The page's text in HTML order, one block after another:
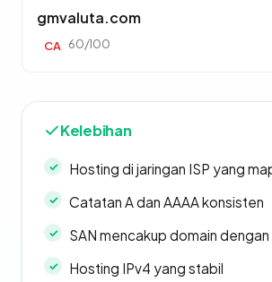
gmvaluta.com
CA 60/100
Kelebihan
Hosting di jaringan ISP yang
Catatan A dan AAAA konsisten
SAN mencakup domain
Hosting IPv4 yang stabil